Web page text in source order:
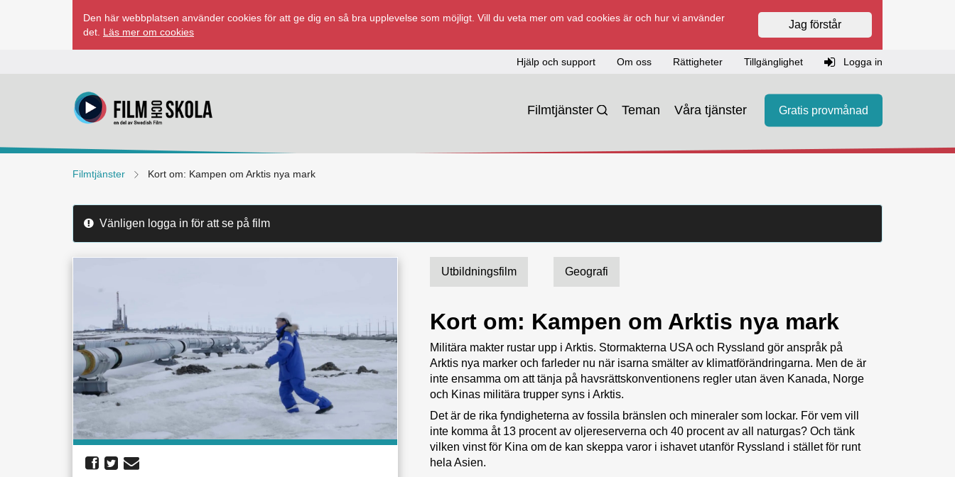
Den här webbplatsen använder cookies för att ge dig en så bra upplevelse som möjligt. Vill du veta mer om vad cookies är och hur vi använder
det. Läs mer om cookies
Jag förstår
Hjälp och support Om oss Rättigheter Tillgänglighet Logga in
Filmtjänster Teman Våra tjänster Gratis provmånad
Filmtjänster Kort om: Kampen om Arktis nya mark
Vänligen logga in för att se på film
Utbildningsfilm Geografi
Kort om: Kampen om Arktis nya mark
Militära makter rustar upp i Arktis. Stormakterna USA och Ryssland gör anspråk på
Arktis nya marker och farleder nu när isarna smälter av klimatförändringarna. Men de är
inte ensamma om att tänja på havsrättskonventionens regler utan även Kanada, Norge
och Kinas militära trupper syns i Arktis.
Det är de rika fyndigheterna av fossila bränslen och mineraler som lockar. För vem vill
inte komma åt 13 procent av oljereserverna och 40 procent av all naturgas? Och tänk
vilken vinst för Kina om de kan skeppa varor i ishavet utanför Ryssland i stället för runt
hela Asien.